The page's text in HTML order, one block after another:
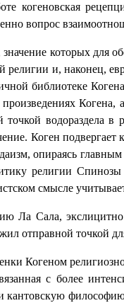
когеновская
вопрос
которых для
религии и, наконец,
библиотеке
точкой
Коген
опираясь
религии
смысле
Ла Сала,
отправной точкой
Когеном
с более